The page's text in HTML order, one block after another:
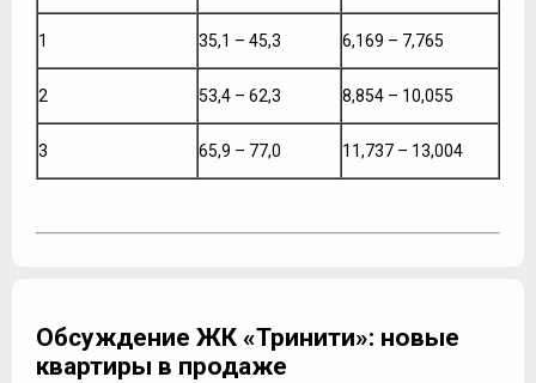
1 35,1 – 45,3 6,169 – 7,765
2 53,4 – 62,3 8,854 – 10,055
3 65,9 – 77,0 11,737 – 13,004
Обсуждение ЖК «Тринити»: новые
квартиры в продаже